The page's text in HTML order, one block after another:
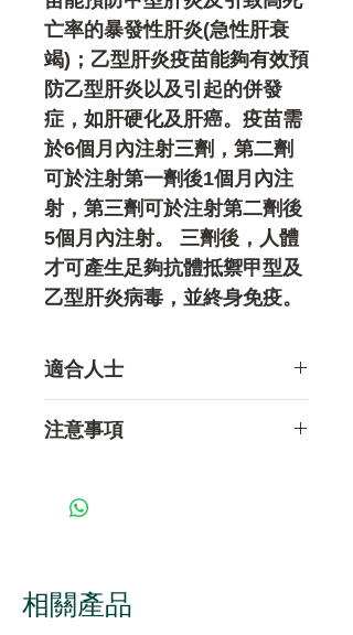
亡率的暴發性肝炎(急性肝衰
竭)；乙型肝炎疫苗能夠有效預
防乙型肝炎以及引起的併發
症，如肝硬化及肝癌。疫苗需
於6個月內注射三劑，第二劑
可於注射第一劑後1個月內注
射，第三劑可於注射第二劑後
5個月內注射。 三劑後，人體
才可產生足夠抗體抵禦甲型及
乙型肝炎病毒，並終身免疫。
適合人士
染地區人士
的人士
家人或伴侶帶有甲、乙肝病
毒
注意事項
第二劑可於注射第一劑後1個
後，人體才可產生足夠抗體抵
禦甲型及乙型肝炎病毒，並終
相關產品